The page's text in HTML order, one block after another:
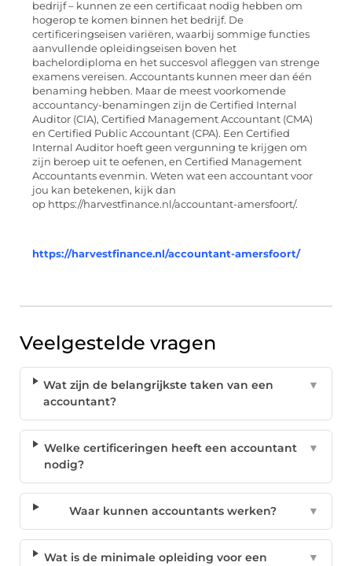
bedrijf – kunnen ze een certificaat nodig hebben om
hogerop te komen binnen het bedrijf. De
certificeringseisen variëren, waarbij sommige functies
aanvullende opleidingseisen boven het
bachelordiploma en het succesvol afleggen van strenge
examens vereisen. Accountants kunnen meer dan één
benaming hebben. Maar de meest voorkomende
accountancy-benamingen zijn de Certified Internal
Auditor (CIA), Certified Management Accountant (CMA)
en Certified Public Accountant (CPA). Een Certified
Internal Auditor hoeft geen vergunning te krijgen om
zijn beroep uit te oefenen, en Certified Management
Accountants evenmin. Weten wat een accountant voor
jou kan betekenen, kijk dan
op https://harvestfinance.nl/accountant-amersfoort/.
https://harvestfinance.nl/accountant-amersfoort/
Veelgestelde vragen
Wat zijn de belangrijkste taken van een
accountant?
▼
Welke certificeringen heeft een accountant
nodig?
▼
Waar kunnen accountants werken? ▼
Wat is de minimale opleiding voor een
▼